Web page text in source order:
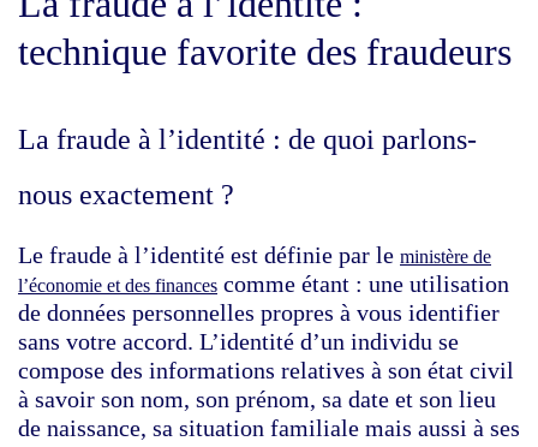
technique favorite des fraudeurs
La fraude à l’identité : de quoi parlons-
nous exactement ?
Le fraude à l’identité est définie par le ministère de
l’économie et des finances comme étant : une utilisation
de données personnelles propres à vous identifier
sans votre accord. L’identité d’un individu se
compose des informations relatives à son état civil
à savoir son nom, son prénom, sa date et son lieu
de naissance, sa situation familiale mais aussi à ses